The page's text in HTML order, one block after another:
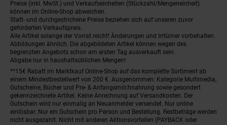
Preise (inkl. MwSt.) und Verkaufseinheiten (Stückzahl/Mengeneinheit)
können im Online-Shop abweichen.
Statt- und durchgestrichene Preise beziehen sich auf unseren zuvor
geforderten Verkaufspreis.
Alle Artikel solange der Vorrat reicht! Änderungen und Irrtümer vorbehalten.
Abbildungen ähnlich. Die abgebildeten Artikel können wegen des
begrenzten Angebots schon am ersten Tag ausverkauft sein.
Abgabe nur in haushaltsüblichen Mengen!
**15€ Rabatt im Marktkauf Online-Shop auf das komplette Sortiment ab
einem Mindestbestellwert von 200 €. Ausgenommen: Kategorie Multimedia,
Gutscheine, Bücher und Pre- & Anfangsmilchnahrung sowie gesondert
gekennzeichnete Artikel. Keine Anrechnung auf Versandkosten. Der
Gutschein wird nur einmalig an Neuanmelder versendet. Nur online
einlösbar. Nur ein Gutschein pro Person und Bestellung. Restbeträge werden
nicht ausgezahlt. Nicht mit anderen Aktionsvorteilen (PAYBACK oder